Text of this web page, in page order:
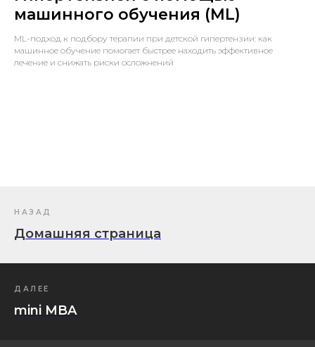
машинного обучения (ML)
ML-подход к подбору терапии при детской гипертензии: как
машинное обучение помогает быстрее находить эффективное
лечение и снижать риски осложнений
НАЗАД
Домашняя страница
ДАЛЕЕ
mini MBA